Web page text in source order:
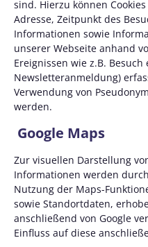
sind. Hierzu können
Adresse, Zeitpunkt des
Informationen sowie
unserer Webseite anhand
Ereignissen wie z.B.
Newsletteranmeldung)
Verwendung von
werden.
Google Maps
Zur visuellen Darstellung
Informationen werden
Nutzung der Maps-
sowie Standortdaten,
anschließend von Google
Einfluss auf diese